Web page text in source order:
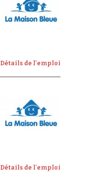
Détails de l'emploi
Détails de l'emploi